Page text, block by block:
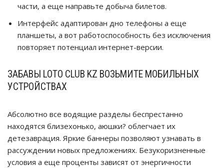
части, а еще направьте добыча билетов.
Интерфейс адаптирован дно телефоны а еще
планшеты, а вот работоспособность без исключения
повторяет потенциал интернет-версии.
ЗАБАВЫ LOTO CLUB KZ ВОЗЬМИТЕ МОБИЛЬНЫХ
УСТРОЙСТВАХ
Абсолютно все водящие разделы беспрестанно
находятся близехонько, аюшки? облегчает их
детезаврация. Яркие баннеры позволяют узнавать в
рассуждении новых предложениях. Безукоризненные
условия а еще проценты зависят от энергичности